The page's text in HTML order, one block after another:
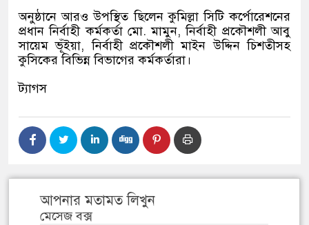
অনুষ্ঠানে আরও উপস্থিত ছিলেন কুমিল্লা সিটি কর্পোরেশনের
প্রধান নির্বাহী কর্মকর্তা মো.মামুন,নির্বাহী প্রকৌশলী আবু
সায়েম ভূঁইয়া,নির্বাহী প্রকৌশলী মাইন উদ্দিন চিশতীসহ
কুসিকের বিভিন্ন বিভাগের কর্মকর্তারা।
ট্যাগস
আপনার মতামত লিখুন
মেসেজ বক্স